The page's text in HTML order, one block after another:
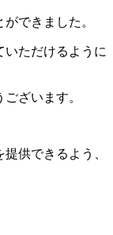
できました。
いただけるように
ざいます。
供できるよう、